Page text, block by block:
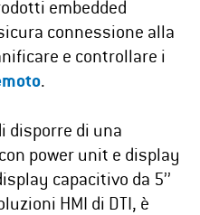
embedded
connessione alla
e controllare i
.
disporre di una
power unit e display
capacitivo da 5’’
HMI di DTI, è